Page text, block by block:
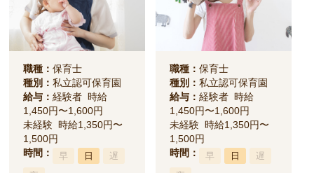
職種：保育士
種別：私立認可保育園
給与：経験者 時給
1,450円〜1,600円
未経験 時給1,350円〜
1,500円
時間：
早 日
遅
職種：保育士
種別：私立認可保育園
給与：経験者 時給
1,450円〜1,600円
未経験 時給1,350円〜
1,500円
時間：
早 日
遅